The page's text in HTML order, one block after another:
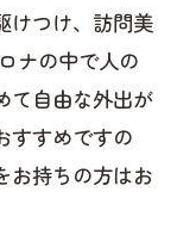
けつけ、訪問美
ナの中で人の
て自由な外出が
すすめですの
お持ちの方はお